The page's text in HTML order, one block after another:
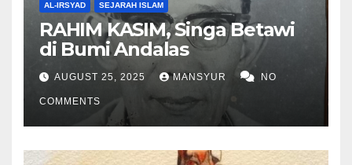
AL-IRSYAD SEJARAH ISLAM
RAHIM KASIM, Singa Betawi
di Bumi Andalas
AUGUST 25, 2025 MANSYUR NO
COMMENTS